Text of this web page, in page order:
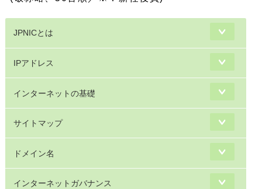
JPNICとは
IPアドレス
インターネットの基礎
サイトマップ
ドメイン名
インターネットガバナンス